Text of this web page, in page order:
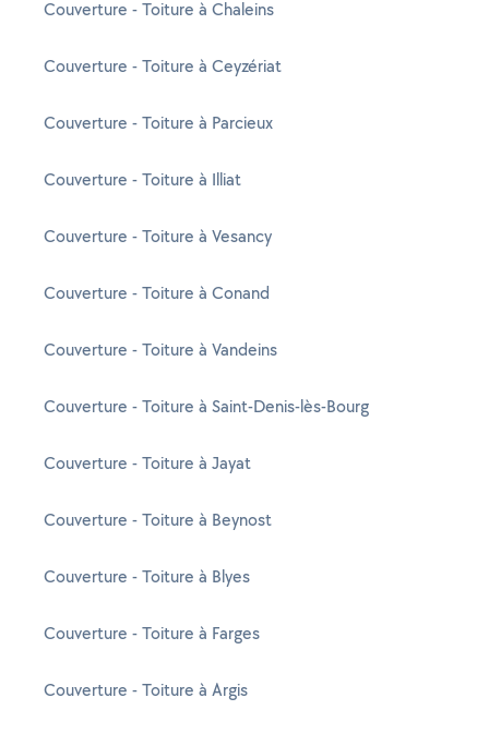
Couverture - Toiture à Chaleins
Couverture - Toiture à Ceyzériat
Couverture - Toiture à Parcieux
Couverture - Toiture à Illiat
Couverture - Toiture à Vesancy
Couverture - Toiture à Conand
Couverture - Toiture à Vandeins
Couverture - Toiture à Saint-Denis-lès-Bourg
Couverture - Toiture à Jayat
Couverture - Toiture à Beynost
Couverture - Toiture à Blyes
Couverture - Toiture à Farges
Couverture - Toiture à Argis